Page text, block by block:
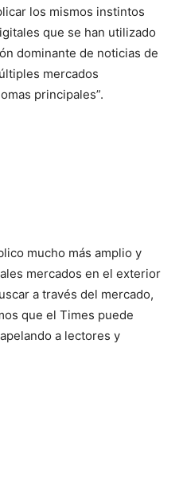
los mismos instintos
que se han utilizado
dominante de noticias de
mercados
principales”.
mucho más amplio y
mercados en el exterior
a través del mercado,
que el Times puede
a lectores y